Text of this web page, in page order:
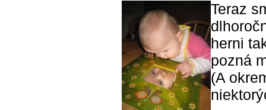
Teraz
herni
pozná
(A